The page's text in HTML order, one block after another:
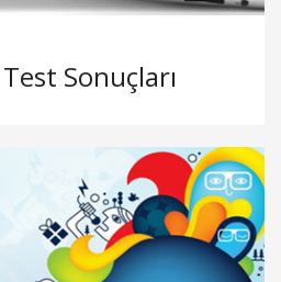
Sonuçları